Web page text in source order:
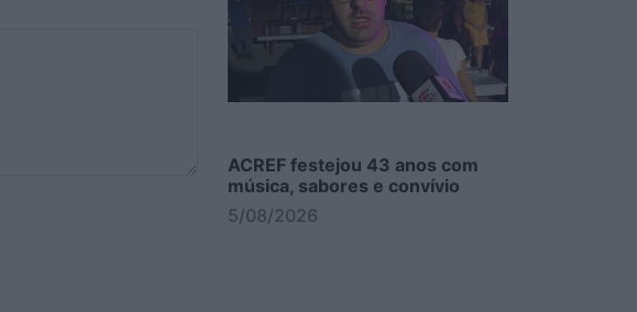
ACREF festejou 43 anos com
música, sabores e convívio
5/08/2026